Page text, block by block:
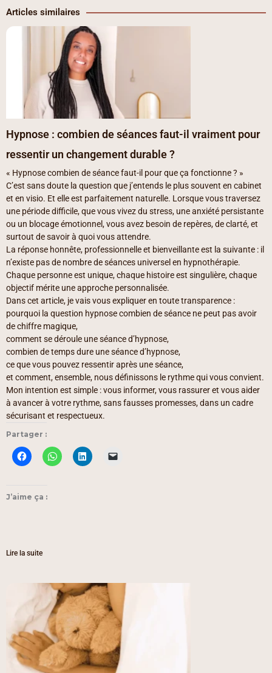
b
o
o
k
m
Articles similaires
Hypnose : combien de séances faut-il vraiment pour
ressentir un changement durable ?
« Hypnose combien de séance faut-il pour que ça fonctionne ? »
C’est sans doute la question que j’entends le plus souvent en cabinet
et en visio. Et elle est parfaitement naturelle. Lorsque vous traversez
une période difficile, que vous vivez du stress, une anxiété persistante
ou un blocage émotionnel, vous avez besoin de repères, de clarté, et
surtout de savoir à quoi vous attendre.
La réponse honnête, professionnelle et bienveillante est la suivante : il
n’existe pas de nombre de séances universel en hypnothérapie.
Chaque personne est unique, chaque histoire est singulière, chaque
objectif mérite une approche personnalisée.
Dans cet article, je vais vous expliquer en toute transparence :
pourquoi la question hypnose combien de séance ne peut pas avoir
de chiffre magique,
comment se déroule une séance d’hypnose,
combien de temps dure une séance d’hypnose,
ce que vous pouvez ressentir après une séance,
et comment, ensemble, nous définissons le rythme qui vous convient.
Mon intention est simple : vous informer, vous rassurer et vous aider
à avancer à votre rythme, sans fausses promesses, dans un cadre
sécurisant et respectueux.
Partager :
J’aime ça :
Lire la suite